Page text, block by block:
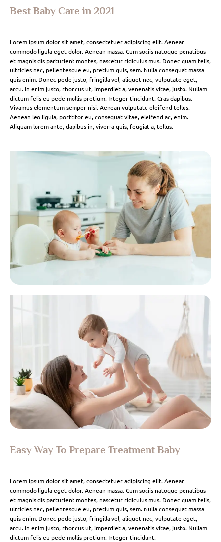
Best Baby Care in 2021
Lorem ipsum dolor sit amet, consectetuer adipiscing elit. Aenean
commodo ligula eget dolor. Aenean massa. Cum sociis natoque penatibus
et magnis dis parturient montes, nascetur ridiculus mus. Donec quam felis,
ultricies nec, pellentesque eu, pretium quis, sem. Nulla consequat massa
quis enim. Donec pede justo, fringilla vel, aliquet nec, vulputate eget,
arcu. In enim justo, rhoncus ut, imperdiet a, venenatis vitae, justo. Nullam
dictum felis eu pede mollis pretium. Integer tincidunt. Cras dapibus.
Vivamus elementum semper nisi. Aenean vulputate eleifend tellus.
Aenean leo ligula, porttitor eu, consequat vitae, eleifend ac, enim.
Aliquam lorem ante, dapibus in, viverra quis, feugiat a, tellus.
Easy Way To Prepare Treatment Baby
Lorem ipsum dolor sit amet, consectetuer adipiscing elit. Aenean
commodo ligula eget dolor. Aenean massa. Cum sociis natoque penatibus
et magnis dis parturient montes, nascetur ridiculus mus. Donec quam felis,
ultricies nec, pellentesque eu, pretium quis, sem. Nulla consequat massa
quis enim. Donec pede justo, fringilla vel, aliquet nec, vulputate eget,
arcu. In enim justo, rhoncus ut, imperdiet a, venenatis vitae, justo. Nullam
dictum felis eu pede mollis pretium. Integer tincidunt.